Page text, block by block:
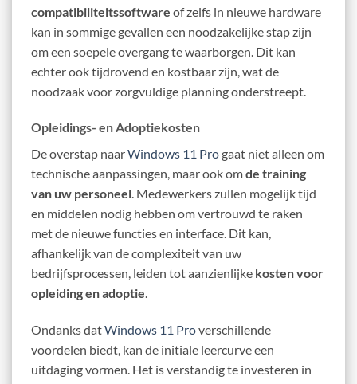
compatibiliteitssoftware of zelfs in nieuwe hardware
kan in sommige gevallen een noodzakelijke stap zijn
om een soepele overgang te waarborgen. Dit kan
echter ook tijdrovend en kostbaar zijn, wat de
noodzaak voor zorgvuldige planning onderstreept.
Opleidings- en Adoptiekosten
De overstap naarWindows 11 Progaat niet alleen om
technische aanpassingen, maar ook omde training
van uw personeel. Medewerkers zullen mogelijk tijd
en middelen nodig hebben om vertrouwd te raken
met de nieuwe functies en interface. Dit kan,
afhankelijk van de complexiteit van uw
bedrijfsprocessen, leiden tot aanzienlijke kosten voor
opleiding en adoptie.
Ondanks datWindows 11 Proverschillende
voordelen biedt, kan de initiale leercurve een
uitdaging vormen. Het is verstandig te investeren in